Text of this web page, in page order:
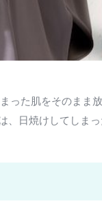
った肌をそのまま
日焼けしてしま